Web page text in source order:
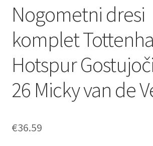
Nogometni dresi
komplet
Hotspur
26 Micky van de
€36.59